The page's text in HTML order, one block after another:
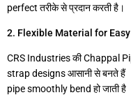
perfect तरीके से प्रदान करती है।
2. Flexible Material for
CRS Industries की Chappal
strap designs आसानी से बनते हैं
pipe smoothly bend हो जाती है